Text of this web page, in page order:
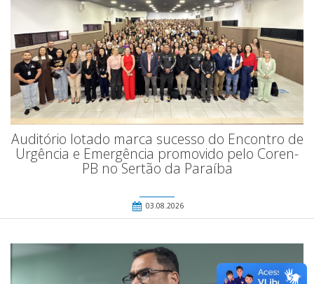
Auditório lotado marca sucesso do Encontro de
Urgência e Emergência promovido pelo Coren-
PB no Sertão da Paraíba
03.08.2026